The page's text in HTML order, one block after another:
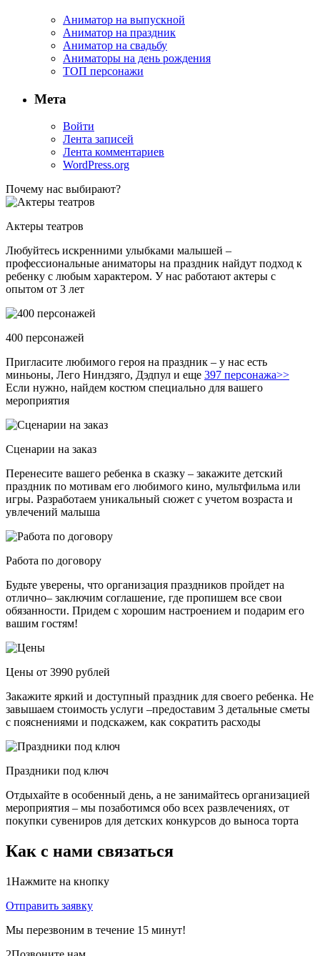
Аниматор на выпускной
Аниматор на праздник
Аниматор на свадьбу
Аниматоры на день рождения
ТОП персонажи
Мета
Войти
Лента записей
Лента комментариев
WordPress.org
Почему нас выбирают?
Актеры театров
Любуйтесь искренними улыбками малышей –
профессиональные аниматоры на праздник найдут подход к
ребенку с любым характером. У нас работают актеры с
опытом от 3 лет
400 персонажей
Пригласите любимого героя на праздник – у нас есть
миньоны, Лего Ниндзяго, Дэдпул и еще 397 персонажа>>
Если нужно, найдем костюм специально для вашего
мероприятия
Сценарии на заказ
Перенесите вашего ребенка в сказку – закажите детский
праздник по мотивам его любимого кино, мультфильма или
игры. Разработаем уникальный сюжет с учетом возраста и
увлечений малыша
Работа по договору
Будьте уверены, что организация праздников пройдет на
отлично– заключим соглашение, где пропишем все свои
обязанности. Придем с хорошим настроением и подарим его
вашим гостям!
Цены от 3990 рублей
Закажите яркий и доступный праздник для своего ребенка. Не
завышаем стоимость услуги –предоставим 3 детальные сметы
с пояснениями и подскажем, как сократить расходы
Праздники под ключ
Отдыхайте в особенный день, а не занимайтесь организацией
мероприятия – мы позаботимся обо всех развлечениях, от
покупки сувениров для детских конкурсов до выноса торта
Как с нами связаться
1Нажмите на кнопку
Отправить заявку
Мы перезвоним в течение 15 минут!